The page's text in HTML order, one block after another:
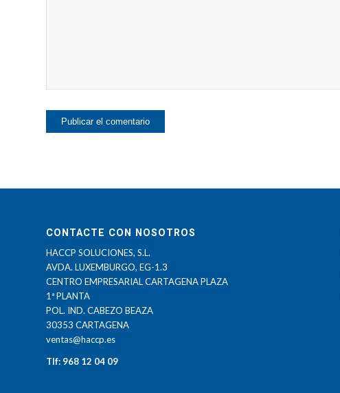
CONTACTE CON NOSOTROS
HACCP SOLUCIONES, S.L.
AVDA. LUXEMBURGO, EG-1.3
CENTRO EMPRESARIAL CARTAGENA PLAZA
1ª PLANTA
POL. IND. CABEZO BEAZA
30353 CARTAGENA
ventas@haccp.es
Tlf: 968 12 04 09